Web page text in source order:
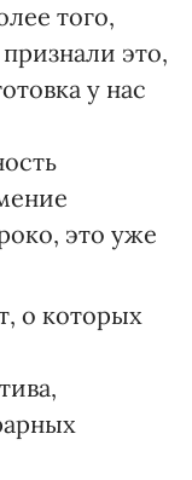
того,
это,
у нас
это уже
о которых